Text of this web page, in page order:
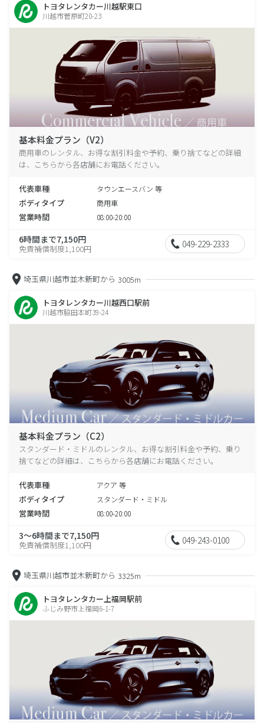
トヨタレンタカー川越駅東口
川越市菅原町20-23
基本料金プラン（V2）
商用車のレンタル、お得な割引料金や予約、乗り捨てなどの詳細
は、こちらから各店舗にお電話ください。
代表車種 タウンエースバン 等
ボディタイプ 商用車
営業時間 08:00-20:00
6時間まで7,150円
免責補償制度1,100円 049-229-2333
埼玉県川越市並木新町から 3005m
トヨタレンタカー川越西口駅前
川越市脇田本町39-24
基本料金プラン（C2）
スタンダード・ミドルのレンタル、お得な割引料金や予約、乗り
捨てなどの詳細は、こちらから各店舗にお電話ください。
代表車種 アクア 等
ボディタイプ スタンダード・ミドル
営業時間 08:00-20:00
3～6時間まで7,150円
免責補償制度1,100円 049-243-0100
埼玉県川越市並木新町から 3325m
トヨタレンタカー上福岡駅前
ふじみ野市上福岡6-1-7